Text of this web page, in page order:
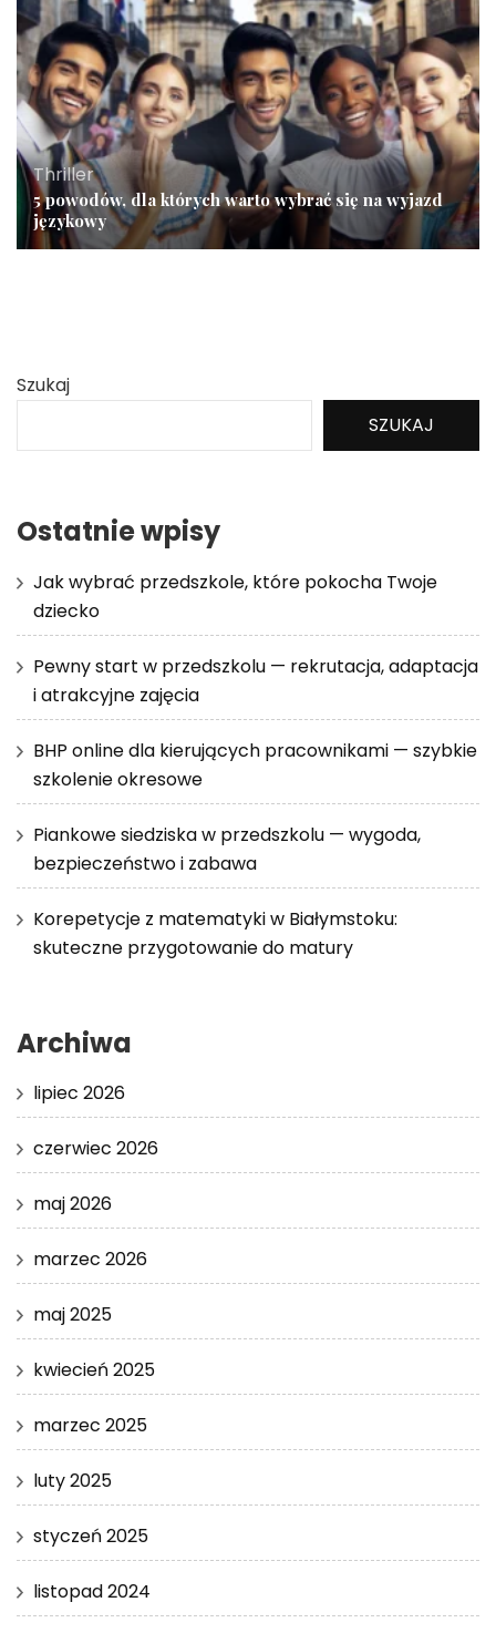
Thriller
5 powodów, dla których warto wybrać się na wyjazd
językowy
Szukaj
SZUKAJ
Ostatnie wpisy
Jak wybrać przedszkole, które pokocha Twoje
dziecko
Pewny start w przedszkolu — rekrutacja, adaptacja
i atrakcyjne zajęcia
BHP online dla kierujących pracownikami — szybkie
szkolenie okresowe
Piankowe siedziska w przedszkolu — wygoda,
bezpieczeństwo i zabawa
Korepetycje z matematyki w Białymstoku:
skuteczne przygotowanie do matury
Archiwa
lipiec 2026
czerwiec 2026
maj 2026
marzec 2026
maj 2025
kwiecień 2025
marzec 2025
luty 2025
styczeń 2025
listopad 2024